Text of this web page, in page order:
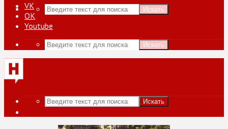
Искать
VK
ОК
Youtube
Искать
Искать